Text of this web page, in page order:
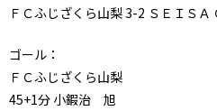
ＦＣふじざくら山梨 3-2 ＳＥＩＳＡ
ゴール：
ＦＣふじざくら山梨
45+1分 小鍜治 旭